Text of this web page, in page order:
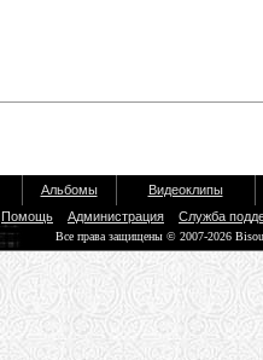
Альбомы
Видеоклипы
Помощь Администрация Служба
Все права защищены © 2007-2026